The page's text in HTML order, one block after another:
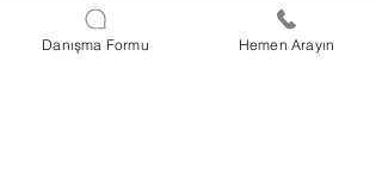
Bilişim Hukuku
Danışma Formu Hemen Arayın